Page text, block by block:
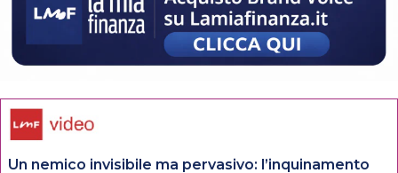
Un nemico invisibile ma pervasivo: l’inquinamento